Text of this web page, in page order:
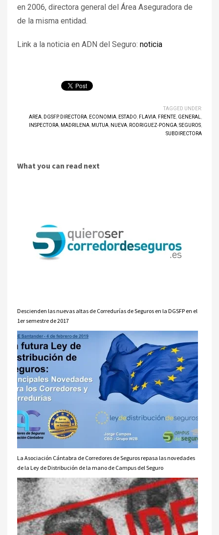
en 2006, directora general del Área Aseguradora de
de la misma entidad.
Link a la noticia en ADN del Seguro: noticia
TAGGED UNDER:
AREA DGSFP, DIRECTORA ECONOMIA ESTADO FLAVIA FRENTE GENERAL
INSPECTORA MADRILENA MUTUA NUEVA RODRIGUEZ-PONGA SEGUROS
SUBDIRECTORA
What you can read next
Descienden las nuevas altas de Corredurías de Seguros en la DGSFP en el
1er semestre de 2017
La Asociación Cántabra de Corredores de Seguros repasa las novedades
de la Ley de Distribución de la mano de Campus del Seguro